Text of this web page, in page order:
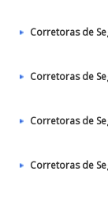
Corretoras de
Corretoras de
Corretoras de
Corretoras de